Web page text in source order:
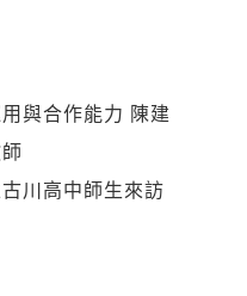
與合作能力 陳建
川高中師生來訪